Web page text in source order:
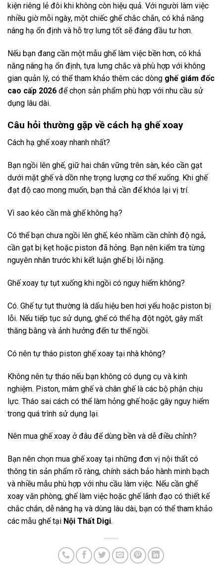
kiện riêng lẻ đôi khi không còn hiệu quả. Với người làm việc
nhiều giờ mỗi ngày, một chiếc ghế chắc chắn, có khả năng
nâng hạ ổn định và hỗ trợ lưng tốt sẽ đáng đầu tư hơn.
Nếu bạn đang cần một mẫu ghế làm việc bền hơn, có khả
năng nâng hạ ổn định, tựa lưng chắc và phù hợp với không
gian quản lý, có thể tham khảo thêm các dòng ghế giám đốc
cao cấp 2026 để chọn sản phẩm phù hợp với nhu cầu sử
dụng lâu dài.
Câu hỏi thường gặp về cách hạ ghế xoay
Cách hạ ghế xoay nhanh nhất?
Bạn ngồi lên ghế, giữ hai chân vững trên sàn, kéo cần gạt
dưới mặt ghế và dồn nhẹ trọng lượng cơ thể xuống. Khi ghế
đạt độ cao mong muốn, bạn thả cần để khóa lại vị trí.
Vì sao kéo cần mà ghế không hạ?
Có thể bạn chưa ngồi lên ghế, kéo nhầm cần chỉnh độ ngả,
cần gạt bị kẹt hoặc piston đã hỏng. Bạn nên kiểm tra từng
nguyên nhân trước khi kết luận ghế bị lỗi nặng.
Ghế xoay tự tụt xuống khi ngồi có nguy hiểm không?
Có. Ghế tự tụt thường là dấu hiệu ben hơi yếu hoặc piston bị
lỗi. Nếu tiếp tục sử dụng, ghế có thể hạ đột ngột, gây mất
thăng bằng và ảnh hưởng đến tư thế ngồi.
Có nên tự tháo piston ghế xoay tại nhà không?
Không nên tự tháo nếu bạn không có dụng cụ và kinh
nghiệm. Piston, mâm ghế và chân ghế là các bộ phận chịu
lực. Tháo sai cách có thể làm hỏng ghế hoặc gây nguy hiểm
trong quá trình sử dụng lại.
Nên mua ghế xoay ở đâu để dùng bền và dễ điều chỉnh?
Bạn nên chọn mua ghế xoay tại những đơn vị nội thất có
thông tin sản phẩm rõ ràng, chính sách bảo hành minh bạch
và nhiều mẫu phù hợp với nhu cầu làm việc. Nếu cần ghế
xoay văn phòng, ghế làm việc hoặc ghế lãnh đạo có thiết kế
chắc chắn, dễ nâng hạ và dùng lâu dài, bạn có thể tham khảo
các mẫu ghế tại Nội Thất Digi.